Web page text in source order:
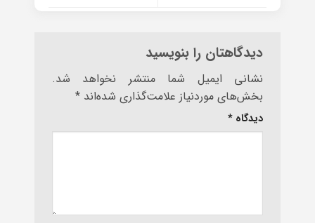
دیدگاهتان را بنویسید
نشانی ایمیل شما منتشر نخواهد شد.
بخش‌های موردنیاز علامت‌گذاری شده‌اند *
دیدگاه *